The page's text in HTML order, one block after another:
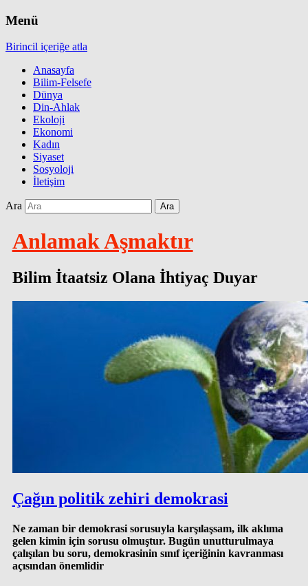
Menü
Birincil içeriğe atla
Anasayfa
Bilim-Felsefe
Dünya
Din-Ahlak
Ekoloji
Ekonomi
Kadın
Siyaset
Sosyoloji
İletişim
Ara
Anlamak Aşmaktır
Bilim İtaatsiz Olana İhtiyaç Duyar
Çağın politik zehiri demokrasi
Ne zaman bir demokrasi sorusuyla karşılaşsam, ilk aklıma
gelen kimin için sorusu olmuştur. Bugün unutturulmaya
çalışılan bu soru, demokrasinin sınıf içeriğinin kavranması
açısından önemlidir